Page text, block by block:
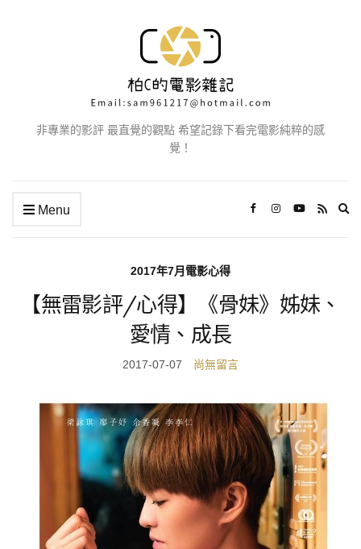
非專業的影評 最直覺的觀點 希望記錄下看完電影純粹的感
覺！
Menu
2017年7月電影心得
【無雷影評/心得】《骨妹》姊妹、
愛情、成長
2017-07-07 尚無留言